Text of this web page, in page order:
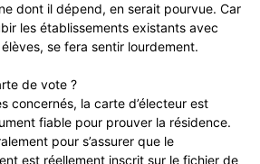
dont il dépend, en serait pourvue. Car
les établissements existants avec
se fera sentir lourdement.
de vote ?
concernés, la carte d’électeur est
fiable pour prouver la résidence.
pour s’assurer que le
est réellement inscrit sur le fichier de